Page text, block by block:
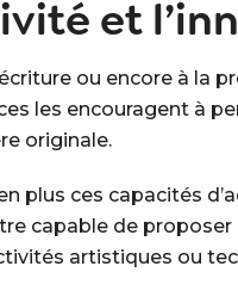
et
ou encore à
les encouragent à
originale.
plus ces capacités
capable de
artistiques ou